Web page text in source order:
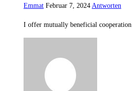
Emmat Februar 7, 2024 Antworten
I offer mutually beneficial cooperation